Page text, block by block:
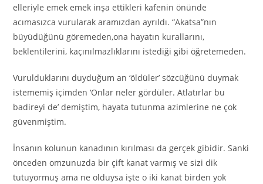
elleriyle emek emek inşa ettikleri kafenin önünde
acımasızca vurularak aramızdan ayrıldı. “Akatsa”nın
büyüdüğünü göremeden,ona hayatın kurallarını,
beklentilerini, kaçınılmazlıklarını istediği gibi öğretemeden.
Vurulduklarını duyduğum an ‘öldüler’ sözcüğünü duymak
istememiş içimden ‘Onlar neler gördüler. Atlatırlar bu
badireyi de’ demiştim, hayata tutunma azimlerine ne çok
güvenmiştim.
İnsanın kolunun kanadının kırılması da gerçek gibidir. Sanki
önceden omzunuzda bir çift kanat varmış ve sizi dik
tutuyormuş ama ne olduysa işte o iki kanat birden yok